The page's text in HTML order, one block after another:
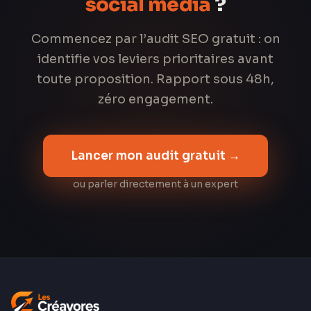
Commencez par l’audit SEO gratuit : on
identifie vos leviers prioritaires avant
toute proposition. Rapport sous 48h,
zéro engagement.
Lancer mon audit gratuit →
ou parler directement à un expert